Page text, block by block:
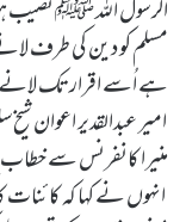
الرسول اللہ ﷺ نصیب
مسلم کو دین کی طرف
ہے اُسے اقرار تک
امیر عبدالقدیر اعوان شیخ
منیرا کانفرنس سے خطاب
انہوں نے کہا کہ کائنات